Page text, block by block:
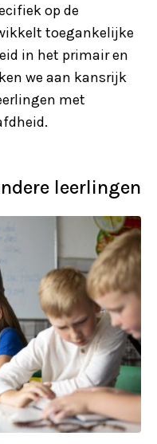
op de
toegankelijke
in het primair en
we aan kansrijk
met
leerlingen